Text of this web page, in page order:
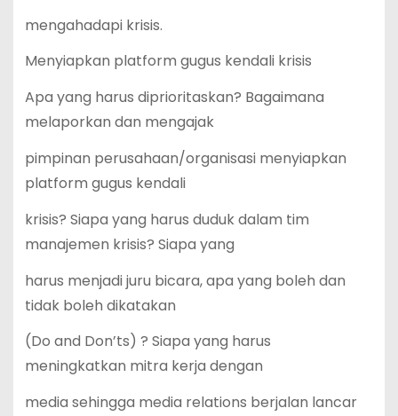
mengahadapi krisis.
Menyiapkan platform gugus kendali krisis
Apa yang harus diprioritaskan? Bagaimana
melaporkan dan mengajak
pimpinan perusahaan/organisasi menyiapkan
platform gugus kendali
krisis? Siapa yang harus duduk dalam tim
manajemen krisis? Siapa yang
harus menjadi juru bicara, apa yang boleh dan
tidak boleh dikatakan
(Do and Don’ts) ? Siapa yang harus
meningkatkan mitra kerja dengan
media sehingga media relations berjalan lancar